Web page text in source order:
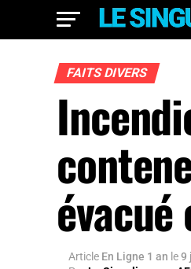
FAITS DIVERS
Article En Ligne 1 an le9